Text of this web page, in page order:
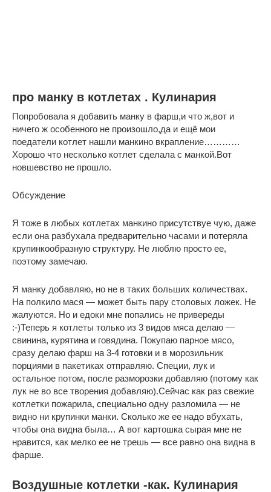
про манку в котлетах . Кулинария
Попробовала я добавить манку в фарш,и что ж,вот и
ничего ж особенного не произошло,да и ещё мои
поедатели котлет нашли манкино вкрапление…………
Хорошо что несколько котлет сделала с манкой.Вот
новшевство не прошло.
Обсуждение
Я тоже в любых котлетах манкино присутствуе чую, даже
если она разбухала предварительно часами и потеряла
крупинкообразную структуру. Не люблю просто ее,
поэтому замечаю.
Я манку добавляю, но не в таких больших количествах.
На полкило мася — может быть пару столовых ложек. Не
жалуются. Но и едоки мне попались не привереды
:-)Теперь я котлеты только из 3 видов мяса делаю —
свинина, курятина и говядина. Покупаю парное мясо,
сразу делаю фарш на 3-4 готовки и в морозильник
порциями в пакетиках отправляю. Специи, лук и
остальное потом, после разморозки добавляю (потому как
лук не во все творения добавляю).Сейчас как раз свежие
котлетки пожарила, специально одну разломила — не
видно ни крупинки манки. Сколько же ее надо вбухать,
чтобы она видна была… А вот картошка сырая мне не
нравится, как мелко ее не трешь — все равно она видна в
фарше.
Воздушные котлетки -как. Кулинария